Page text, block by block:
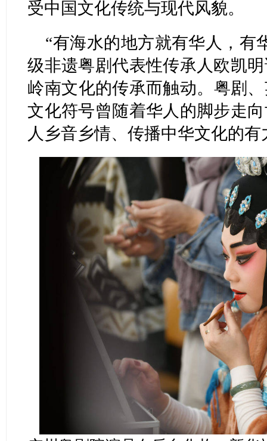
受中国文化传统与现代风貌。
“有海水的地方就有华人，有
级非遗粤剧代表性传承人欧凯
岭南文化的传承而触动。粤剧
文化符号曾随着华人的脚步走
人乡音乡情、传播中华文化的有